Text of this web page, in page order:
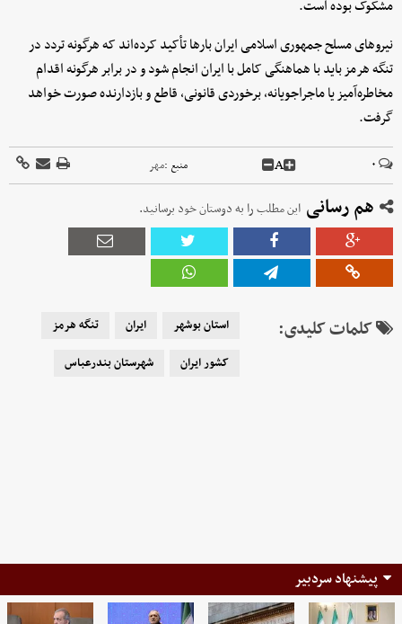
مشکوک بوده است.
نیروهای مسلح جمهوری اسلامی ایران بارها تأکید کرده‌اند که هرگونه تردد در
تنگه هرمز باید با هماهنگی کامل با ایران انجام شود و در برابر هرگونه اقدام
مخاطره‌آمیز یا ماجراجویانه، برخوردی قانونی، قاطع و بازدارنده صورت خواهد
گرفت.
۰ A منبع :مهر
هم رسانی این مطلب را به دوستان خود برسانید.
کلمات کلیدی: استان بوشهر ایران
تنگه هرمز
کشور ایران
شهرستان بندرعباس
پیشنهاد سردبیر